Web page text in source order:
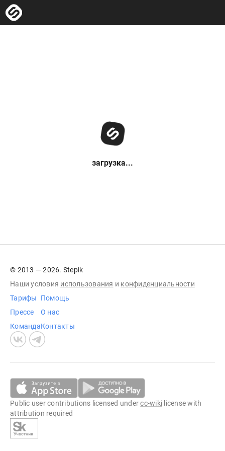
загрузка...
© 2013 — 2026. Stepik
Наши условия использования и конфиденциальности
Тарифы
Прессе
Команда
Помощь
О нас
Контакты
Public user contributions licensed undercc-wiki license with
attribution required